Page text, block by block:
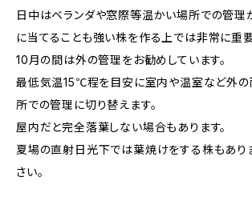
日中はベランダや窓際等温かい場所での管理
に当てることも強い株を作る上では非常に重
10月の間は外の管理をお勧めしています。
最低気温15℃程を目安に室内や温室など外の
所での管理に切り替えます。
屋内だと完全落葉しない場合もあります。
夏場の直射日光下では葉焼けをする株もあり
さい。